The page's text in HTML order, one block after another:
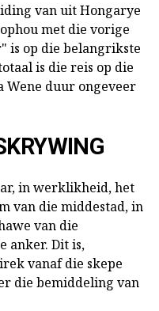
van uit Hongarye
met die vorige
is op die belangrikste
is die reis op die
Wene duur ongeveer
in werklikheid, het
van die middestad, in
van die
anker. Dit is,
vanaf die skepe
die bemiddeling van